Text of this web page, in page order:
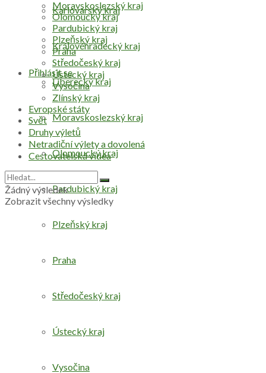
Přihlásit se
Karlovarský kraj
Královéhradecký kraj
Liberecký kraj
Moravskoslezský kraj
Olomoucký kraj
Pardubický kraj
Plzeňský kraj
Praha
Středočeský kraj
Ústecký kraj
Vysočina
Moravskoslezský kraj
Olomoucký kraj
Pardubický kraj
Plzeňský kraj
Praha
Středočeský kraj
Ústecký kraj
Vysočina
Zlínský kraj
Evropské státy
Svět
Druhy výletů
Netradiční výlety a dovolená
Cestovatelská videa
Žádný výsledek
Zobrazit všechny výsledky